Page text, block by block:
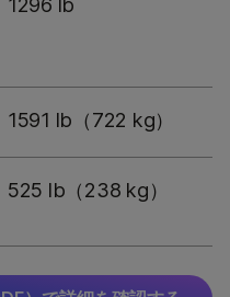
1591 lb（722 kg）
525 lb（238 kg）